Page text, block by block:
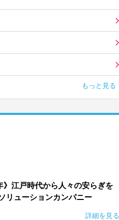
もっと見る
》江戸時代から人々の安らぎを
リューションカンパニー
詳細を見る